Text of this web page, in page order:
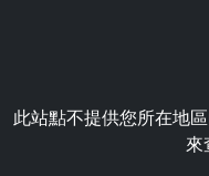
此站點不提供您所在地
來